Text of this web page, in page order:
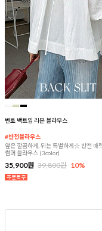
벤로 백트임 리본 블라우스
#반전블라우스
앞은 깔끔하게, 뒤는 특별하게☆ 반전 매
썸머 블라우스 (3color)
35,900원 39,800원 10%